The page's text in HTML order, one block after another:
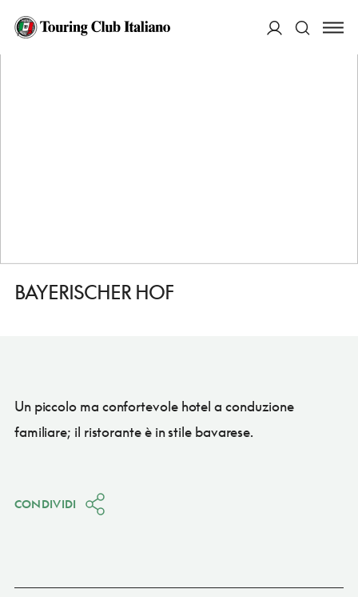
HOME
BAYERISCHER HOF
Un piccolo ma confortevole hotel a conduzione
familiare; il ristorante è in stile bavarese.
CONDIVIDI